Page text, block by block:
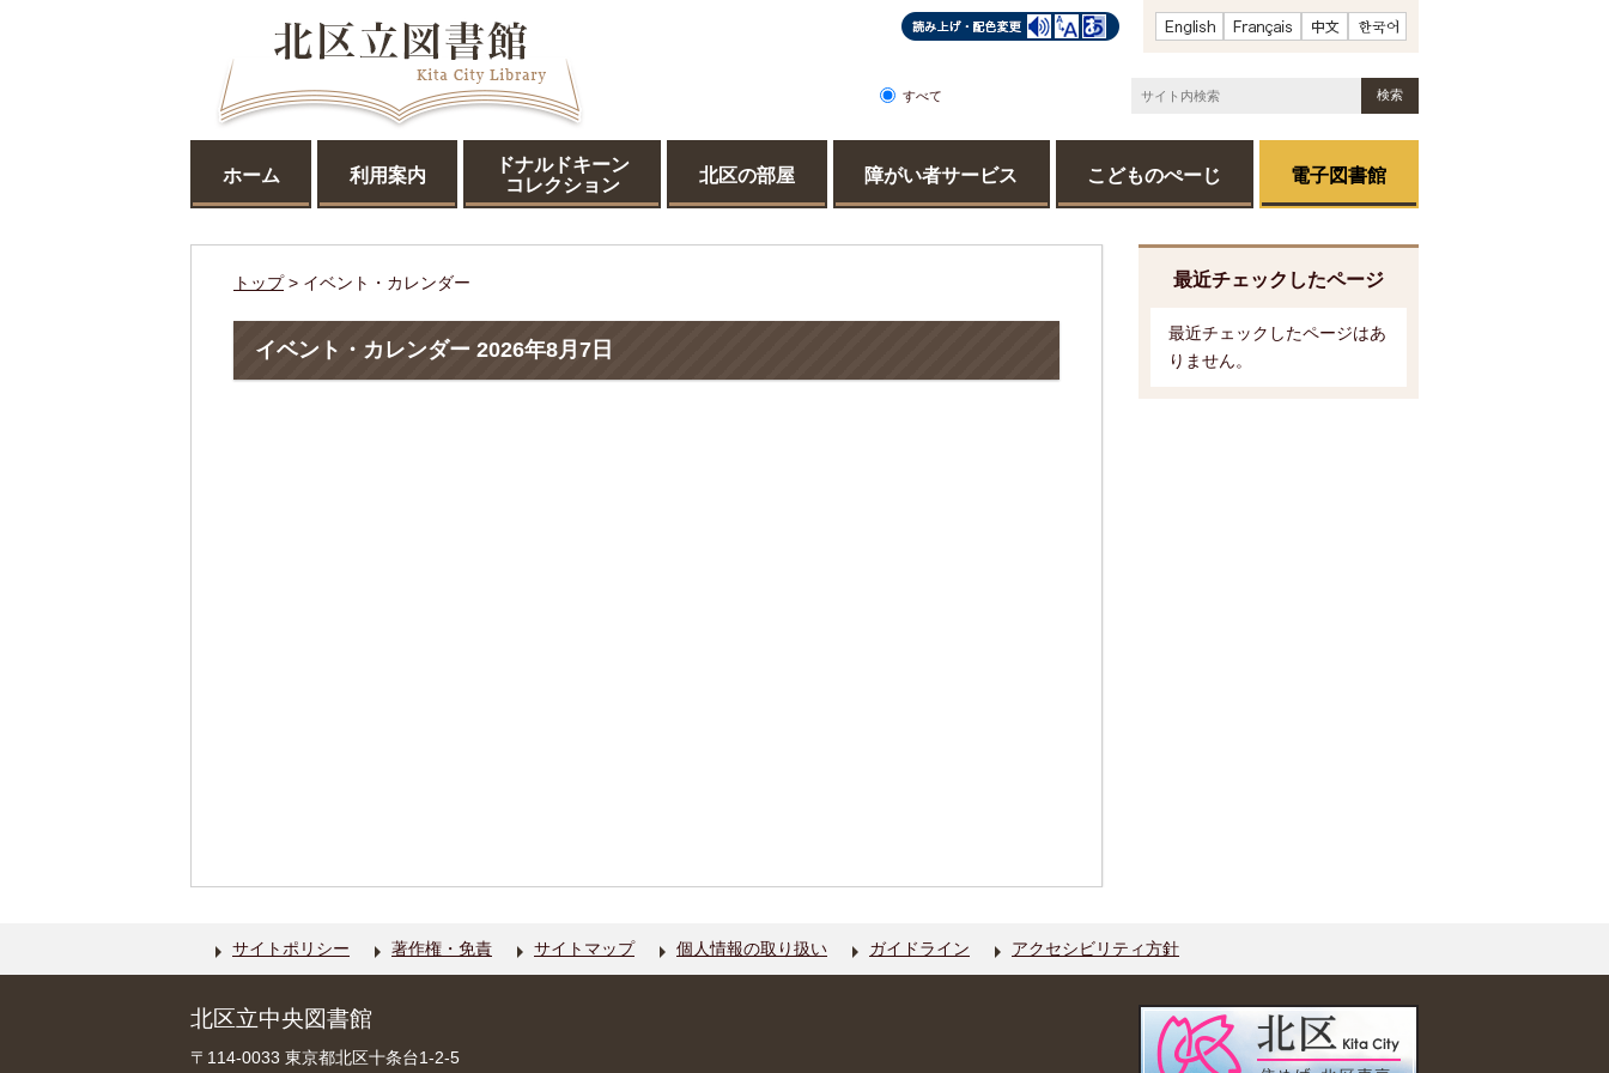
すべて
ホーム 利用案内
ドナルドキーン
コレクション
北区の部屋 障がい者サービス こどものぺーじ 電子図書館
トップ> イベント・カレンダー
イベント・カレンダー 2026年8月7日
最近チェックしたページ
最近チェックしたページはあ
りません。
サイトポリシー 著作権・免責 サイトマップ 個人情報の取り扱い ガイドライン アクセシビリティ方針
北区立中央図書館
〒114-0033 東京都北区十条台1-2-5